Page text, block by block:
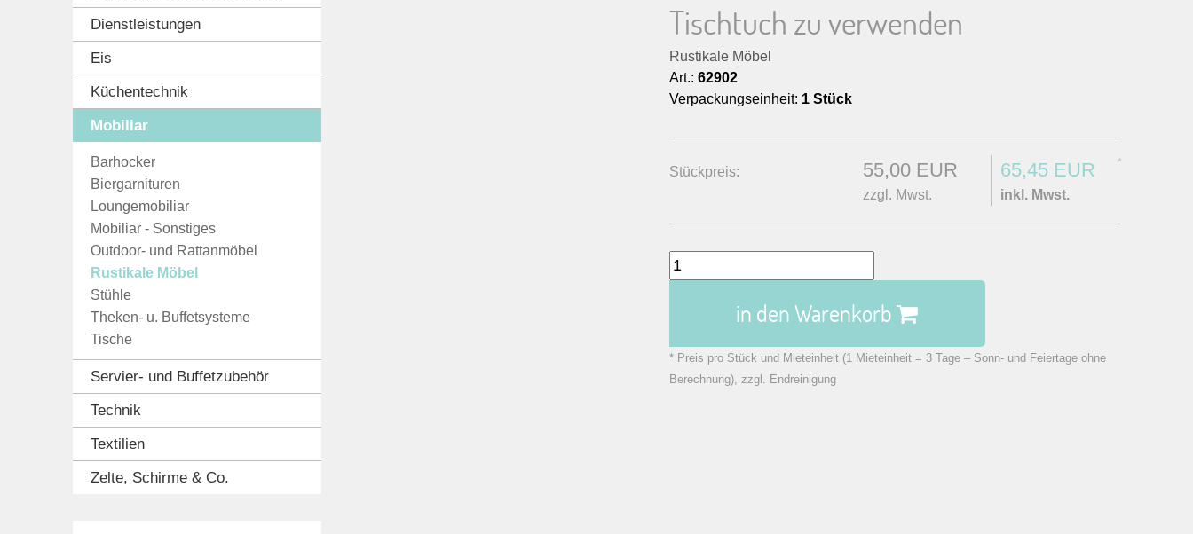
Tischtuch zu verwenden
Rustikale Möbel
Art.: 62902
Verpackungseinheit: 1 Stück
Stückpreis: 55,00 EUR
zzgl. Mwst.
65,45 EUR *
inkl. Mwst.
in den Warenkorb
* Preis pro Stück und Mieteinheit (1 Mieteinheit = 3 Tage – Sonn- und Feiertage ohne
Berechnung), zzgl. Endreinigung
Dienstleistungen
Eis
Küchentechnik
Mobiliar
Barhocker
Biergarnituren
Loungemobiliar
Mobiliar - Sonstiges
Outdoor- und Rattanmöbel
Rustikale Möbel
Stühle
Theken- u. Buffetsysteme
Tische
Servier- und Buffetzubehör
Technik
Textilien
Zelte, Schirme & Co.